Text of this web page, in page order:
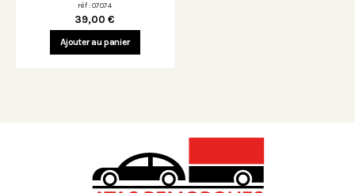
réf : 07074
39,00 €
Ajouter au panier